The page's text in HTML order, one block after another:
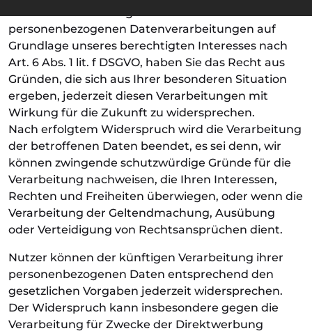
personenbezogenen Datenverarbeitungen auf
Grundlage unseres berechtigten Interesses nach
Art. 6 Abs. 1 lit. f DSGVO, haben Sie das Recht aus
Gründen, die sich aus Ihrer besonderen Situation
ergeben, jederzeit diesen Verarbeitungen mit
Wirkung für die Zukunft zu widersprechen.
Nach erfolgtem Widerspruch wird die Verarbeitung
der betroffenen Daten beendet, es sei denn, wir
können zwingende schutzwürdige Gründe für die
Verarbeitung nachweisen, die Ihren Interessen,
Rechten und Freiheiten überwiegen, oder wenn die
Verarbeitung der Geltendmachung, Ausübung
oder Verteidigung von Rechtsansprüchen dient.
Nutzer können der künftigen Verarbeitung ihrer
personenbezogenen Daten entsprechend den
gesetzlichen Vorgaben jederzeit widersprechen.
Der Widerspruch kann insbesondere gegen die
Verarbeitung für Zwecke der Direktwerbung